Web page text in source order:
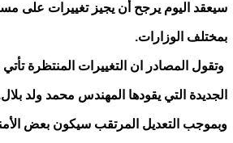
سيعقد اليوم يرجح أن يجيز تغييرات على
بمختلف الوزارات.
وتقول المصادر ان التغييرات المنتظرة
الجديدة التي يقودها المهندس محمد ولد
وبموجب التعديل المرتقب سيكون بعض